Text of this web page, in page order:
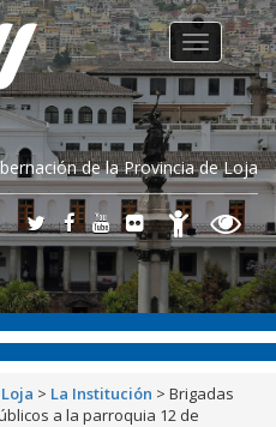
de la Provincia de Loja
Toggle
navigation
> La Institución > Brigadas
a la parroquia 12 de